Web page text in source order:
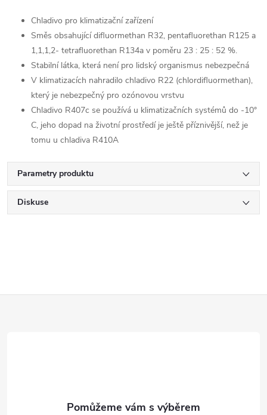
Chladivo pro klimatizační zařízení
Směs obsahující difluormethan R32, pentafluorethan R125 a
1,1,1,2- tetrafluorethan R134a v poměru 23 : 25 : 52 %.
Stabilní látka, která není pro lidský organismus nebezpečná
V klimatizacích nahradilo chladivo R22 (chlordifluormethan),
který je nebezpečný pro ozónovou vrstvu
Chladivo R407c se používá u klimatizačních systémů do -10°
C, jeho dopad na životní prostředí je ještě příznivější, než je
tomu u chladiva R410A
Parametry produktu
Diskuse